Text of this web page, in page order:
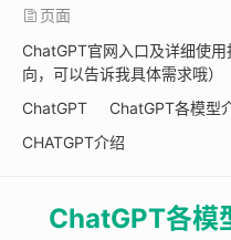
页面
ChatGPT官网入口及详细使
向，可以告诉我具体需求哦）
ChatGPT
ChatGPT各模型
CHATGPT介绍
ChatGPT各模